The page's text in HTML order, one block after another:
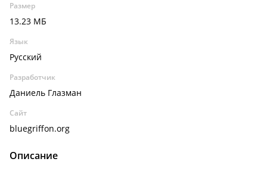
Размер
13.23 МБ
Язык
Русский
Разработчик
Даниель Глазман
Сайт
bluegriffon.org
Описание